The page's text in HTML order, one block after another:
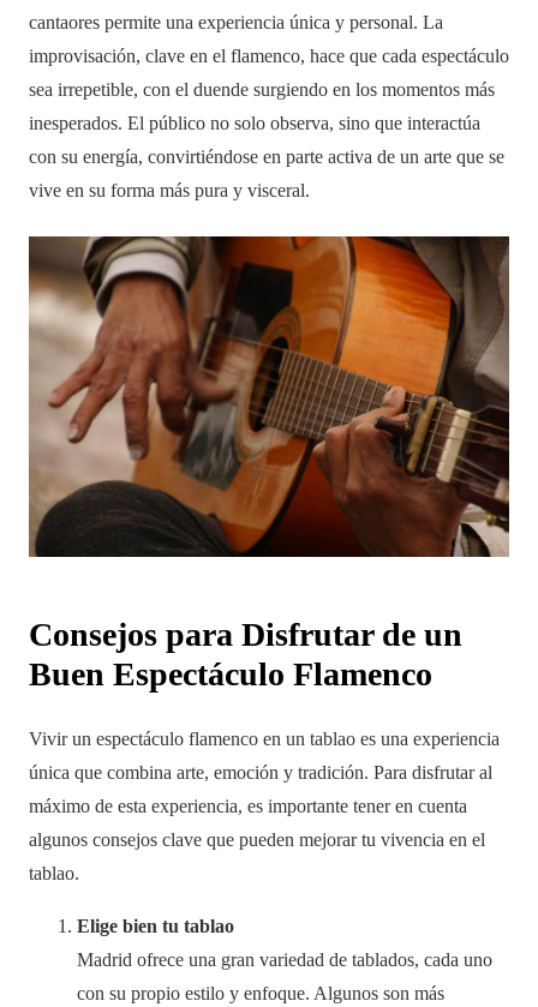
cantaores permite una experiencia única y personal. La
improvisación, clave en el flamenco, hace que cada espectáculo
sea irrepetible, con el duende surgiendo en los momentos más
inesperados. El público no solo observa, sino que interactúa
con su energía, convirtiéndose en parte activa de un arte que se
vive en su forma más pura y visceral.
Consejos para Disfrutar de un
Buen Espectáculo Flamenco
Vivir un espectáculo flamenco en un tablao es una experiencia
única que combina arte, emoción y tradición. Para disfrutar al
máximo de esta experiencia, es importante tener en cuenta
algunos consejos clave que pueden mejorar tu vivencia en el
tablao.
Elige bien tu tablao
Madrid ofrece una gran variedad de tablados, cada uno
con su propio estilo y enfoque. Algunos son más